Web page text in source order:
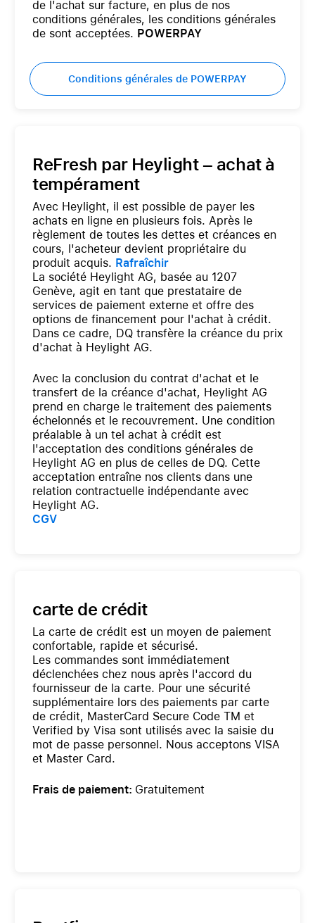
de l'achat sur facture, en plus de nos
conditions générales, les conditions générales
de sont acceptées. POWERPAY
Conditions générales de POWERPAY
ReFresh par Heylight – achat à
tempérament
Avec Heylight, il est possible de payer les
achats en ligne en plusieurs fois. Après le
règlement de toutes les dettes et créances en
cours, l'acheteur devient propriétaire du
produit acquis. Rafraîchir
La société Heylight AG, basée au 1207
Genève, agit en tant que prestataire de
services de paiement externe et offre des
options de financement pour l'achat à crédit.
Dans ce cadre, DQ transfère la créance du prix
d'achat à Heylight AG.
Avec la conclusion du contrat d'achat et le
transfert de la créance d'achat, Heylight AG
prend en charge le traitement des paiements
échelonnés et le recouvrement. Une condition
préalable à un tel achat à crédit est
l'acceptation des conditions générales de
Heylight AG en plus de celles de DQ. Cette
acceptation entraîne nos clients dans une
relation contractuelle indépendante avec
Heylight AG.
CGV
carte de crédit
La carte de crédit est un moyen de paiement
confortable, rapide et sécurisé.
Les commandes sont immédiatement
déclenchées chez nous après l'accord du
fournisseur de la carte. Pour une sécurité
supplémentaire lors des paiements par carte
de crédit, MasterCard Secure Code TM et
Verified by Visa sont utilisés avec la saisie du
mot de passe personnel. Nous acceptons VISA
et Master Card.
Frais de paiement: Gratuitement